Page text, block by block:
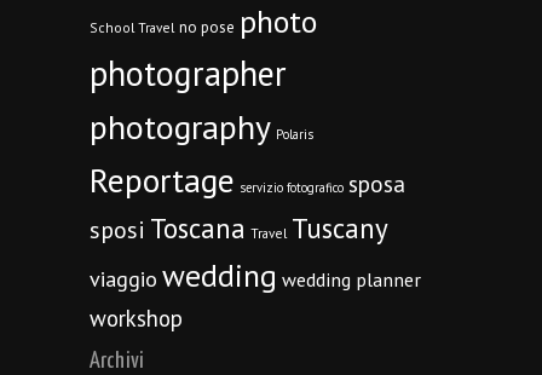
School Travel no pose photo
photographer
photography Polaris
Reportage servizio fotografico sposa
sposi Toscana Travel Tuscany
viaggio wedding wedding planner
workshop
Archivi